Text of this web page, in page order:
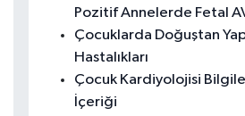
Pozitif Annelerde Fetal
Çocuklarda Doğuştan
Hastalıkları
Çocuk Kardiyolojisi
İçeriği